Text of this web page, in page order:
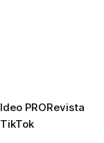
PRORevista
TikTok